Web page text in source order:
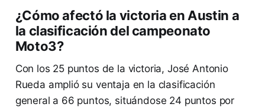
¿Cómo afectó la victoria en Austin a
la clasificación del campeonato
Moto3?
Con los 25 puntos de la victoria, José Antonio
Rueda amplió su ventaja en la clasificación
general a 66 puntos, situándose 24 puntos por